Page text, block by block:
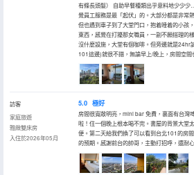
有條長頭髮） 自助早餐種類出乎意料地少少
覺員工服務是最「起伏」的。大部分都是非常
但也遇到車子到了大堂門口，抱着睡着的小孩
東西，感覺在打擾那女職員，一副不願搭理的
沒什麼設施，大堂有個咖啡。但旁邊就是24hr
101這邊)就很不錯，無論早上/晚上，房間空間
訪客
家庭旅遊
雅緻雙床房
入住於2026年05月
5.0 極好
房間很寬敞明亮，mini bar 免費，裏面有台灣
啦！住一個晚上根本喝不完。書屋的背景大堂
便。第二天給我們換了可以看到台北101的房
的預期。感謝前台的帥哥，主動打招呼，還耐